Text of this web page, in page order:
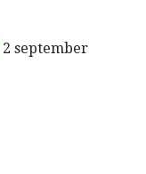
2 september